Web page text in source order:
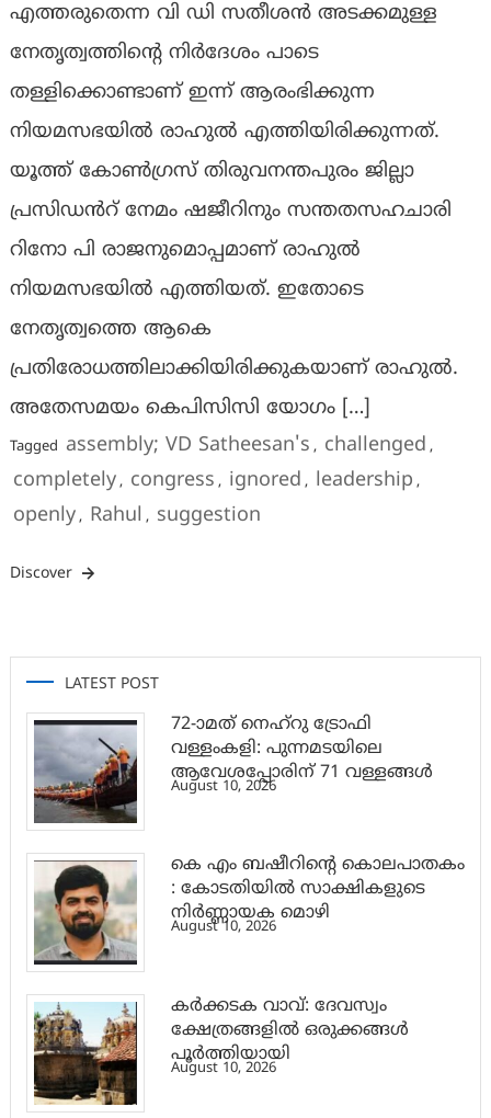
എത്തരുതെന്ന വി ഡി സതീശൻ അടക്കമുള്ള
നേതൃത്വത്തിന്റെ നിർദേശം പാടെ
തള്ളിക്കൊണ്ടാണ് ഇന്ന് ആരംഭിക്കുന്ന
നിയമസഭയിൽ രാഹുൽ എത്തിയിരിക്കുന്നത്.
യൂത്ത് കോൺഗ്രസ് തിരുവനന്തപുരം ജില്ലാ
പ്രസിഡൻറ് നേമം ഷജീറിനും സന്തതസഹചാരി
റിനോ പി രാജനുമൊപ്പമാണ് രാഹുൽ
നിയമസഭയിൽ എത്തിയത്. ഇതോടെ
നേതൃത്വത്തെ ആകെ
പ്രതിരോധത്തിലാക്കിയിരിക്കുകയാണ് രാഹുൽ.
അതേസമയം കെപിസിസി യോഗം […]
Tagged assembly; VD Satheesan's , challenged ,
completely, congress , ignored , leadership ,
openly, Rahul , suggestion
Discover
LATEST POST
72-ാമത് നെഹ്‌റു ട്രോഫി
വള്ളംകളി: പുന്നമടയിലെ
ആവേശപ്പോരിന് 71 വള്ളങ്ങള്‍
August 10, 2026
കെ എം ബഷീറിന്റെ കൊലപാതകം
: കോടതിയിൽ സാക്ഷികളുടെ
നിർണ്ണായക മൊഴി
August 10, 2026
കർക്കടക വാവ്: ദേവസ്വം
ക്ഷേത്രങ്ങളിൽ ഒരുക്കങ്ങൾ
പൂർത്തിയായി
August 10, 2026